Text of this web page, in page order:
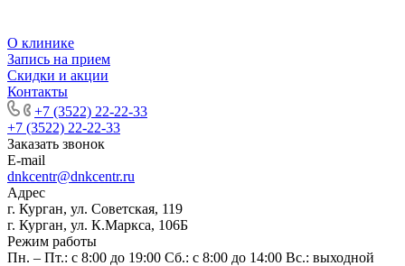
О клинике
Запись на прием
Скидки и акции
Контакты
+7 (3522) 22-22-33
+7 (3522) 22-22-33
Заказать звонок
E-mail
dnkcentr@dnkcentr.ru
Адрес
г. Курган, ул. Советская, 119
г. Курган, ул. К.Маркса, 106Б
Режим работы
Пн. – Пт.: с 8:00 до 19:00 Сб.: с 8:00 до 14:00 Вс.: выходной